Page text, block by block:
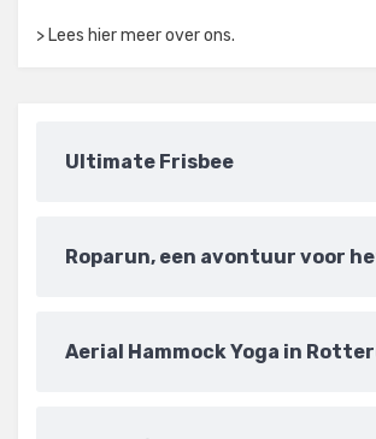
> Lees hier meer over ons.
Ultimate Frisbee
Roparun, een avontuur voor
Aerial Hammock Yoga in